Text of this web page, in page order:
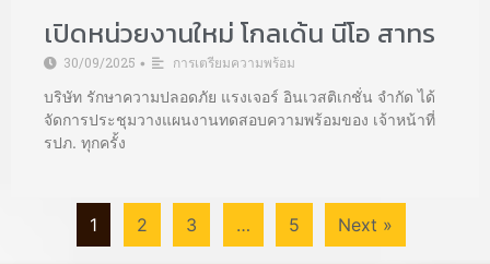
เปิดหน่วยงานใหม่ โกลเด้น นีโอ สาทร
30/09/2025 • การเตรียมความพร้อม
บริษัท รักษาความปลอดภัย แรงเจอร์ อินเวสติเกชั่น จำกัด ได้
จัดการประชุมวางแผนงานทดสอบความพร้อมของ เจ้าหน้าที่
รปภ. ทุกครั้ง
1 2 3 … 5 Next »